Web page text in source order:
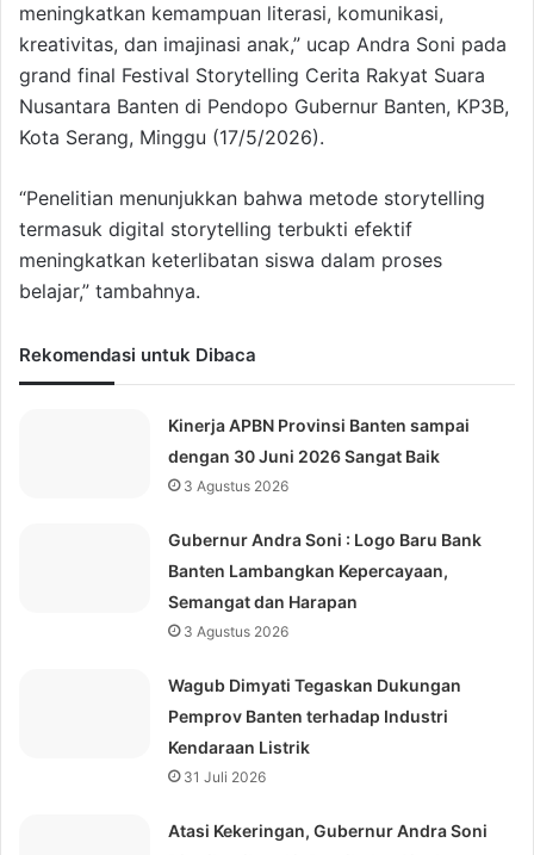
meningkatkan kemampuan literasi, komunikasi,
kreativitas, dan imajinasi anak,” ucap Andra Soni pada
grand final Festival Storytelling Cerita Rakyat Suara
Nusantara Banten di Pendopo Gubernur Banten, KP3B,
Kota Serang, Minggu (17/5/2026).
“Penelitian menunjukkan bahwa metode storytelling
termasuk digital storytelling terbukti efektif
meningkatkan keterlibatan siswa dalam proses
belajar,” tambahnya.
Rekomendasi untuk Dibaca
Kinerja APBN Provinsi Banten sampai
dengan 30 Juni 2026 Sangat Baik
3 Agustus 2026
Gubernur Andra Soni : Logo Baru Bank
Banten Lambangkan Kepercayaan,
Semangat dan Harapan
3 Agustus 2026
Wagub Dimyati Tegaskan Dukungan
Pemprov Banten terhadap Industri
Kendaraan Listrik
31 Juli 2026
Atasi Kekeringan, Gubernur Andra Soni